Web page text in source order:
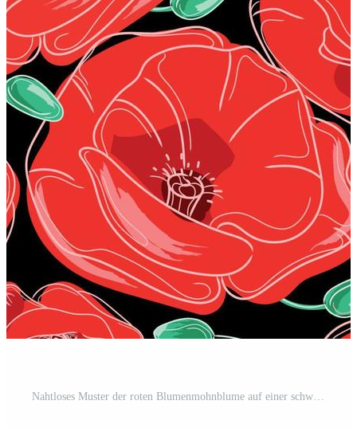
Nahtloses Muster der roten Blumenmohnblume auf einer schwarzen Hintergrundvektorillustration. florale mohnblumen nahtloser hintergrund. kann für textilien, tapeten, drucke und webdesign verwendet werden. trendige botanische textur Pro Vektor